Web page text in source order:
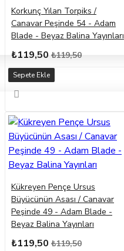
Korkunç Yılan Torpiks /
Canavar Peşinde 54 - Adam
Blade - Beyaz Balina Yayınları
₺119,50 ₺119,50
Sepete Ekle
Kükreyen Pençe Ursus
Büyücünün Asası / Canavar
Peşinde 49 - Adam Blade -
Beyaz Balina Yayınları
₺119,50 ₺119,50